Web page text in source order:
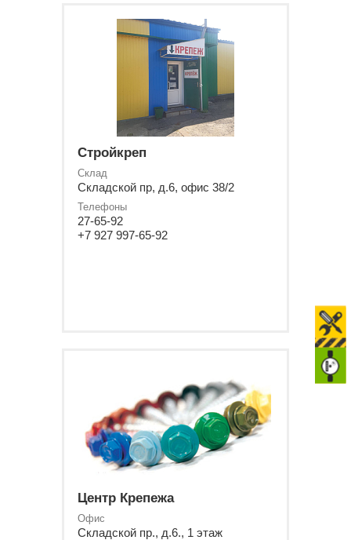
Стройкреп
Склад
Складской пр, д.6, офис 38/2
Телефоны
27-65-92
+7 927 997-65-92
Центр Крепежа
Офис
Складской пр., д.6., 1 этаж